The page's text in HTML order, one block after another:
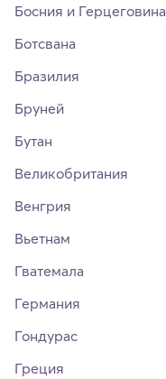
Босния и Герцеговина
Ботсвана
Бразилия
Бруней
Бутан
Великобритания
Венгрия
Вьетнам
Гватемала
Германия
Гондурас
Греция